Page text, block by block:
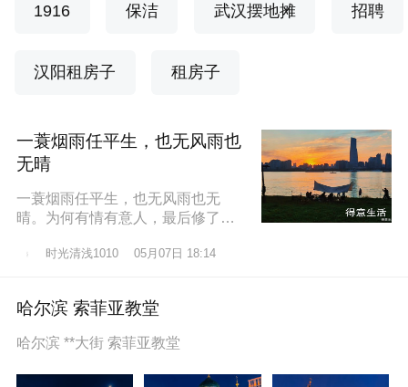
1916 保洁 武汉摆地摊 招聘
汉阳租房子 租房子
一蓑烟雨任平生，也无风雨也
无晴
一蓑烟雨任平生，也无风雨也无
晴。为何有情有意人，最后修了无
却有情。莫道桑榆晚，为霞尚满
时光清浅1010 05月07日 18:14
哈尔滨 索菲亚教堂
哈尔滨 **大街 索菲亚教堂